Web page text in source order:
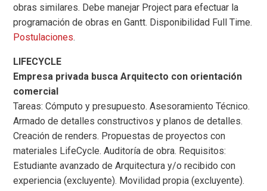
obras similares. Debe manejar Project para efectuar la
programación de obras en Gantt. Disponibilidad Full Time.
Postulaciones.
LIFECYCLE
Empresa privada busca Arquitecto con orientación
comercial
Tareas: Cómputo y presupuesto. Asesoramiento Técnico.
Armado de detalles constructivos y planos de detalles.
Creación de renders. Propuestas de proyectos con
materiales LifeCycle. Auditoría de obra. Requisitos:
Estudiante avanzado de Arquitectura y/o recibido con
experiencia (excluyente). Movilidad propia (excluyente).